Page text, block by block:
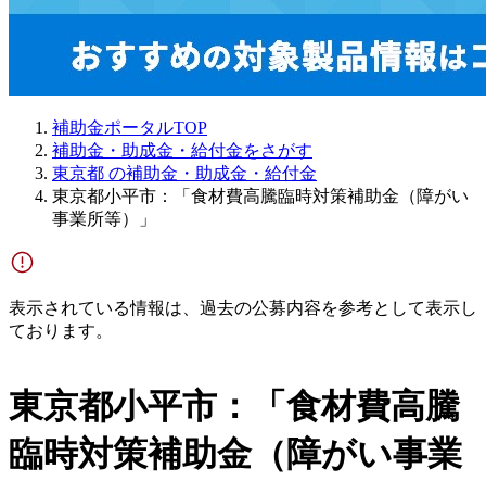
補助金ポータルTOP
補助金・助成金・給付金をさがす
東京都 の補助金・助成金・給付金
東京都小平市：「食材費高騰臨時対策補助金（障がい
事業所等）」
表示されている情報は、過去の公募内容を参考として表示し
ております。
東京都小平市：「食材費高騰
臨時対策補助金（障がい事業